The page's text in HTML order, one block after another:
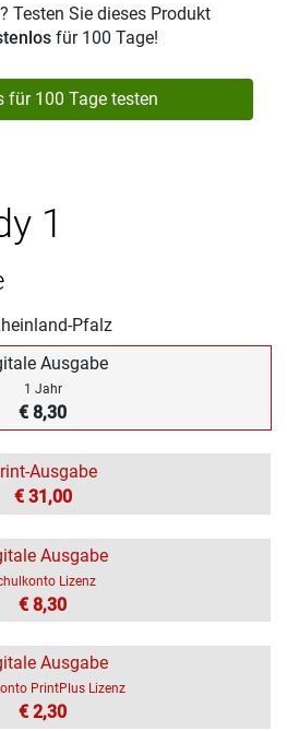
? Testen Sie dieses Produkt
für 100 Tage!
für 100 Tage testen
1
Pfalz
Ausgabe
1 Jahr
€ 8,30
Ausgabe
€ 31,00
Ausgabe
Lizenz
€ 8,30
Ausgabe
PrintPlus Lizenz
€ 2,30